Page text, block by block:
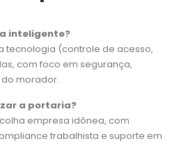
inteligente?
tecnologia (controle de acesso,
com foco em segurança,
morador.
a portaria?
empresa idônea, com
trabalhista e suporte em